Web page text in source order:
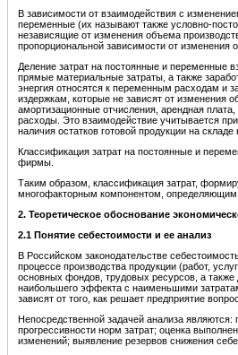
В зависимости от взаимодействия с
переменные (их называют также условно-
независящие от изменения объема
пропорциональной зависимости от изменения
Деление затрат на постоянные и переменные
прямые материальные затраты, а также
энергия относятся к переменным расходам и
издержкам, которые не зависят от изменения
амортизационные отчисления, арендная
расходы. Это взаимодействие учитывается
наличия остатков готовой продукции на
Классификация затрат на постоянные и
фирмы.
Таким образом, классификация затрат,
многофакторным компонентом,
2. Теоретическое обоснование
2.1 Понятие себестоимости и ее анализ
В Российском законодательстве
процессе производства продукции (работ,
основных фондов, трудовых ресурсов, а также
наибольшего эффекта с наименьшими
зависят от того, как решает предприятие
Непосредственной задачей анализа
прогрессивности норм затрат; оценка
изменений; выявление резервов снижения